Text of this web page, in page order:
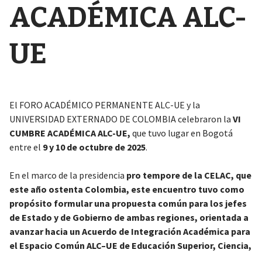
ACADÉMICA ALC-
UE
El FORO ACADÉMICO PERMANENTE ALC-UE y la
UNIVERSIDAD EXTERNADO DE COLOMBIA celebraron la VI
CUMBRE ACADÉMICA ALC-UE, que tuvo lugar en Bogotá
entre el 9 y 10 de octubre de 2025.
En el marco de la presidencia pro tempore de la CELAC, que
este año ostenta Colombia, este encuentro tuvo como
propósito formular una propuesta común para los jefes
de Estado y de Gobierno de ambas regiones, orientada a
avanzar hacia un Acuerdo de Integración Académica para
el Espacio Común ALC–UE de Educación Superior, Ciencia,